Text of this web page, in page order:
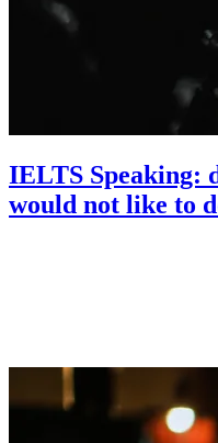
IELTS Speaking:
would not like to